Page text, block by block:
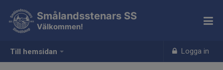
Till hemsidan Logga in
Smålandsstenars SS
Välkommen!